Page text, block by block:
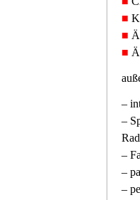
■
■
■
–
–
–
–
–